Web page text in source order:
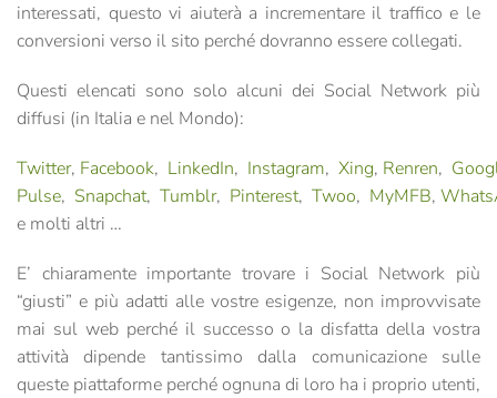
interessati, questo vi aiuterà a incrementare il traffico e le
conversioni verso il sito perché dovranno essere collegati.
Questi elencati sono solo alcuni dei Social Network più
diffusi (in Italia e nel Mondo):
Twitter, Facebook, LinkedIn, Instagram, Xing, Renren,
Pulse, Snapchat, Tumblr, Pinterest, Twoo, MyMFB,
e molti altri …
E’ chiaramente importante trovare i Social Network più
“giusti” e più adatti alle vostre esigenze, non improvvisate
mai sul web perché il successo o la disfatta della vostra
attività dipende tantissimo dalla comunicazione sulle
queste piattaforme perché ognuna di loro ha i proprio utenti,